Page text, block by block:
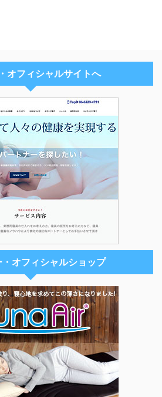
オフィシャルサイトへ
・オフィシャルショップ